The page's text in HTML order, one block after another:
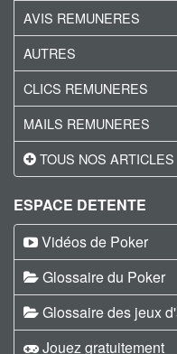
AVIS REMUNERES
AUTRES
CLICS REMUNERES
MAILS REMUNERES
TOUS NOS ARTICLES
ESPACE DETENTE
Vidéos de Poker
Glossaire du Poker
Glossaire des jeux
Jouez gratuitement